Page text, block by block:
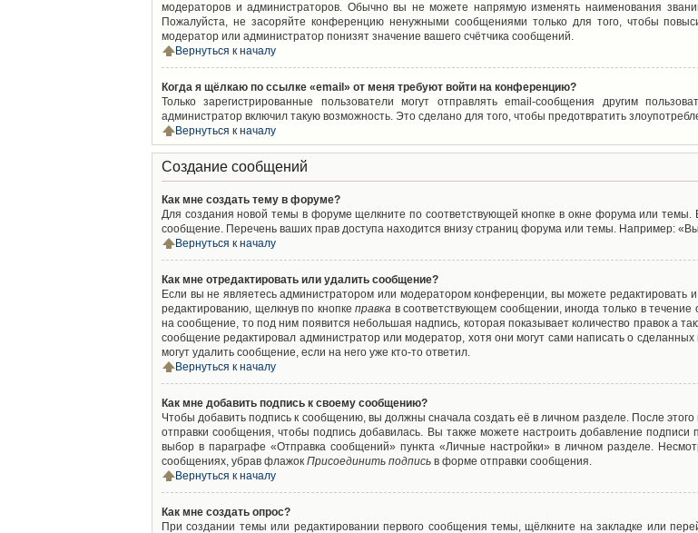
модераторов и администраторов. Обычно вы не можете напрямую изменять наименования
Пожалуйста, не засоряйте конференцию ненужными сообщениями только для того, чтобы
модератор или администратор понизят значение вашего счётчика сообщений.
Вернуться к началу
Когда я щёлкаю по ссылке «email» от меня требуют войти на конференцию?
Только зарегистрированные пользователи могут отправлять email-сообщения другим
администратор включил такую возможность. Это сделано для того, чтобы предотвратить
Вернуться к началу
Создание сообщений
Как мне создать тему в форуме?
Для создания новой темы в форуме щелкните по соответствующей кнопке в окне форума или темы.
сообщение. Перечень ваших прав доступа находится внизу страниц форума или темы. Например:
Вернуться к началу
Как мне отредактировать или удалить сообщение?
Если вы не являетесь администратором или модератором конференции, вы можете редактировать
редактированию, щелкнув по кнопкеправка в соответствующем сообщении, иногда только в
на сообщение, то под ним появится небольшая надпись, которая показывает количество правок а
сообщение редактировал администратор или модератор, хотя они могут сами написать о
могут удалить сообщение, если на него уже кто-то ответил.
Вернуться к началу
Как мне добавить подпись к своему сообщению?
Чтобы добавить подпись к сообщению, вы должны сначала создать её в личном разделе. После
отправки сообщения, чтобы подпись добавилась. Вы также можете настроить добавление
выбор в параграфе «Отправка сообщений» пункта «Личные настройки» в личном разделе.
сообщениях, убрав флажок Присоединить подпись в форме отправки сообщения.
Вернуться к началу
Как мне создать опрос?
При создании темы или редактировании первого сообщения темы, щёлкните на закладке или